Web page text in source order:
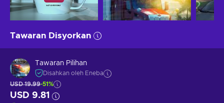
Tawaran Disyorkan
Tawaran Pilihan
Disahkan oleh Eneba
USD 19.99-51%
USD 9.81